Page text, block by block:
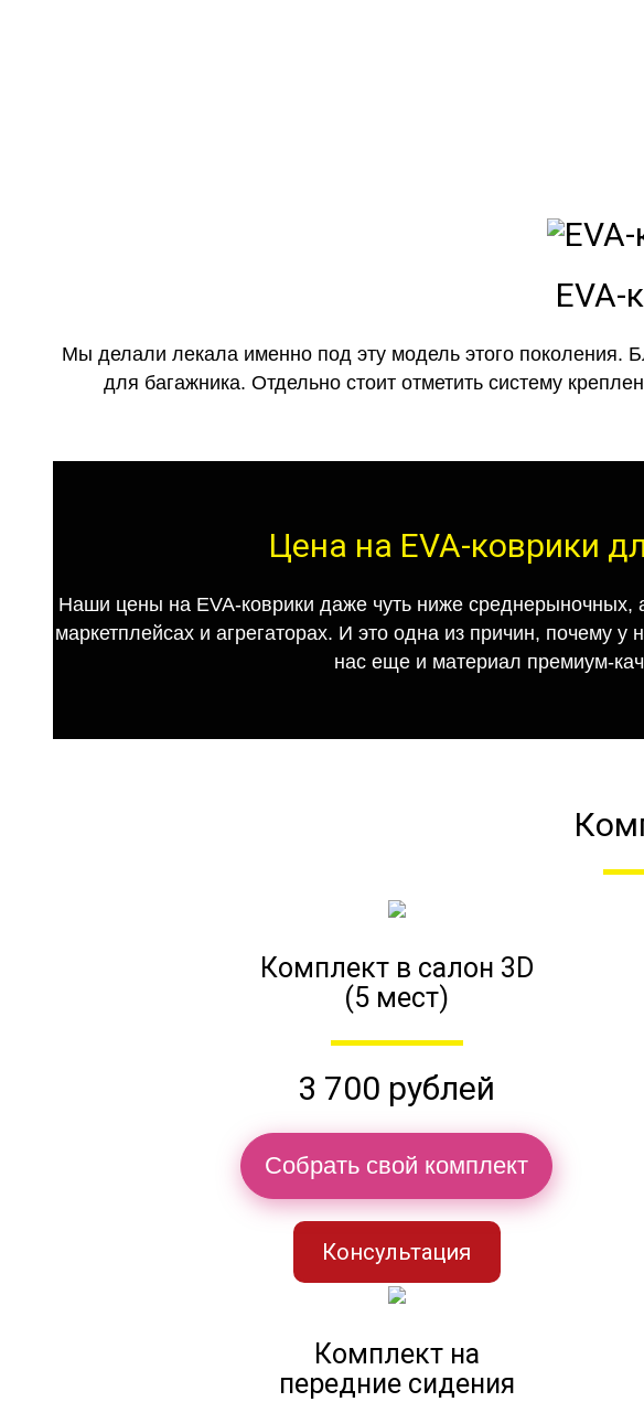
EVA-
Мы делали лекала именно под эту модель этого поколения.
для багажника. Отдельно стоит отметить систему
Цена на EVA-коврики
Наши цены на EVA-коврики даже чуть ниже среднерыночных,
маркетплейсах и агрегаторах. И это одна из причин,
нас еще и материал премиум-
Комплект в салон 3D
(5 мест)
3 700 рублей
Собрать свой комплект
Консультация
Комплект на
передние сидения